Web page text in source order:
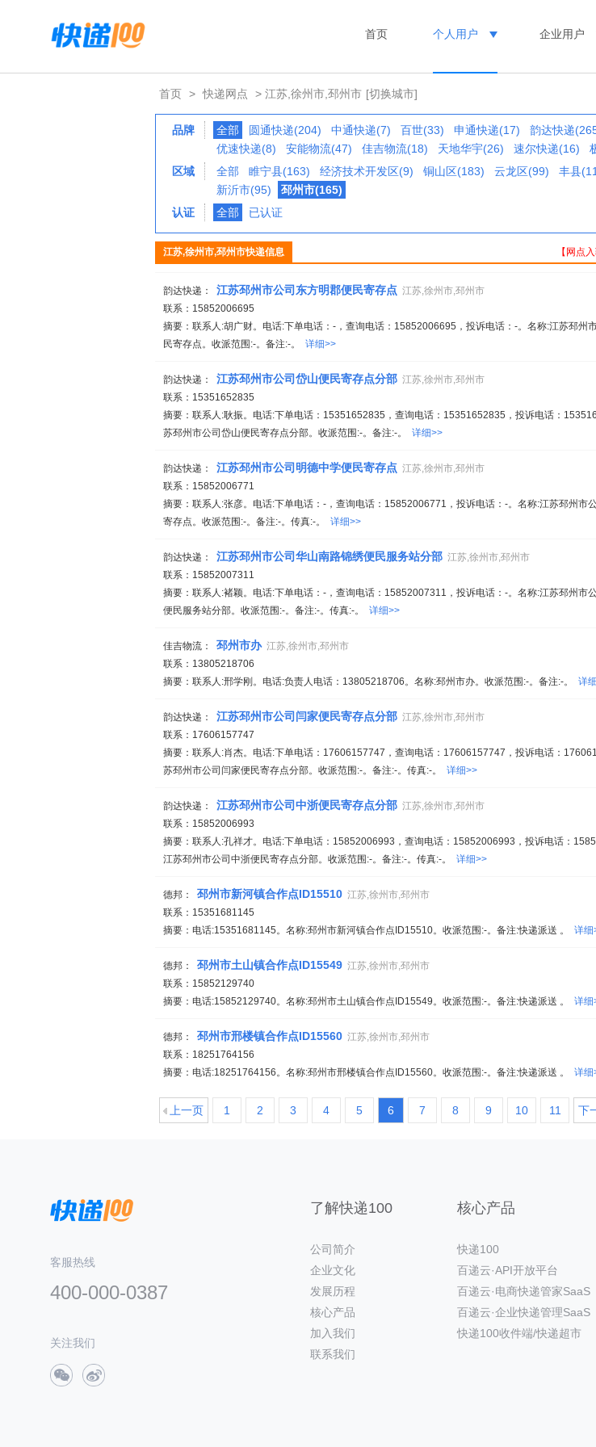
首页 个人用户 企业用户
首页 > 快递网点 > 江苏,徐州市,邳州市 [切换城市]
品牌 全部 圆通快递(204) 中通快递(7) 百世(33) 申通快递(17) 韵达快递
优速快递(8)
安能物流(47) 佳吉物流(18) 天地华宇(26) 速尔快递(16)
区域
全部 睢宁县(163) 经济技术开发区(9) 铜山区(183) 云龙区(99) 丰县
新沂市(95)
邳州市(165)
认证
全部 已认证
【网点
江苏,徐州市,邳州市快递信息
韵达快递： 江苏邳州市公司东方明郡便民寄存点 江苏,徐州市,邳州市
联系：15852006695
摘要：联系人:胡广财。电话:下单电话：-，查询电话：15852006695，投诉电话：-。名称:江苏邳州
民寄存点。收派范围:-。备注:-。 详细>>
韵达快递： 江苏邳州市公司岱山便民寄存点分部 江苏,徐州市,邳州市
联系：15351652835
摘要：联系人:耿振。电话:下单电话：15351652835，查询电话：15351652835，投诉电话：
苏邳州市公司岱山便民寄存点分部。收派范围:-。备注:-。 详细>>
韵达快递： 江苏邳州市公司明德中学便民寄存点 江苏,徐州市,邳州市
联系：15852006771
摘要：联系人:张彦。电话:下单电话：-，查询电话：15852006771，投诉电话：-。名称:江苏邳州市
寄存点。收派范围:-。备注:-。传真:-。 详细>>
韵达快递： 江苏邳州市公司华山南路锦绣便民服务站分部 江苏,徐州市,邳州市
联系：15852007311
摘要：联系人:褚颖。电话:下单电话：-，查询电话：15852007311，投诉电话：-。名称:江苏邳州市
便民服务站分部。收派范围:-。备注:-。传真:-。 详细>>
佳吉物流： 邳州市办 江苏,徐州市,邳州市
联系：13805218706
摘要：联系人:邢学刚。电话:负责人电话：13805218706。名称:邳州市办。收派范围:-。备注:-。 详
韵达快递： 江苏邳州市公司闫家便民寄存点分部 江苏,徐州市,邳州市
联系：17606157747
摘要：联系人:肖杰。电话:下单电话：17606157747，查询电话：17606157747，投诉电话：
苏邳州市公司闫家便民寄存点分部。收派范围:-。备注:-。传真:-。 详细>>
韵达快递： 江苏邳州市公司中浙便民寄存点分部 江苏,徐州市,邳州市
联系：15852006993
摘要：联系人:孔祥才。电话:下单电话：15852006993，查询电话：15852006993，投诉电话：
江苏邳州市公司中浙便民寄存点分部。收派范围:-。备注:-。传真:-。 详细>>
德邦： 邳州市新河镇合作点ID15510 江苏,徐州市,邳州市
联系：15351681145
摘要：电话:15351681145。名称:邳州市新河镇合作点ID15510。收派范围:-。备注:快递派送 。 详细
德邦： 邳州市土山镇合作点ID15549 江苏,徐州市,邳州市
联系：15852129740
摘要：电话:15852129740。名称:邳州市土山镇合作点ID15549。收派范围:-。备注:快递派送 。 详细
德邦： 邳州市邢楼镇合作点ID15560 江苏,徐州市,邳州市
联系：18251764156
摘要：电话:18251764156。名称:邳州市邢楼镇合作点ID15560。收派范围:-。备注:快递派送 。 详细
上一页 1 2 3 4 5 6 7 8 9 10 11 下
客服热线
400-000-0387
关注我们
了解快递100
公司简介
企业文化
发展历程
核心产品
加入我们
联系我们
核心产品
快递100
百递云·API开放平台
百递云·电商快递管家SaaS
百递云·企业快递管理SaaS
快递100收件端/快递超市